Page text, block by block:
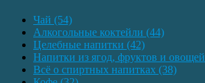
Чай (54)
Алкогольные коктейли (44)
Целебные напитки (42)
Напитки из ягод, фруктов и овощей
Всё о спиртных напитках (38)